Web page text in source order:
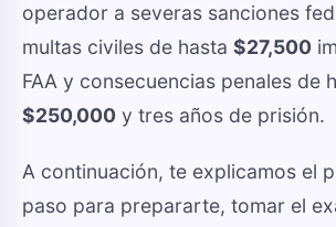
operador a severas sanciones
multas civiles de hasta $27,500
FAA y consecuencias penales de
$250,000 y tres años de prisión.
A continuación, te explicamos el
paso para prepararte, tomar el